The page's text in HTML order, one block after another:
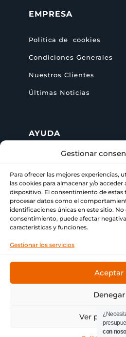
Gestionar
Para ofrecer las mejores experiencias,
las cookies para almacenar y/o
dispositivo. El consentimiento de
procesar datos como el
identificaciones únicas en este sitio.
consentimiento, puede afectar
características y funciones.
Gestionar los servicios
Aceptar
Denegar
Ver
EMPRESA
Política de cookies
Condiciones Generales
Nuestros Clientes
Últimas Noticias
AYUDA
+ 34 622 09 02 49

Carrer Pompeu
08860
de siempre.
con